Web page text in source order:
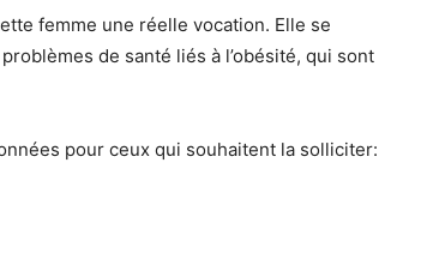
femme une réelle vocation. Elle se
de santé liés à l’obésité, qui sont
pour ceux qui souhaitent la solliciter: